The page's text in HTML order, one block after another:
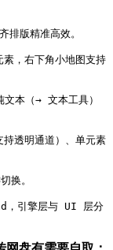
版精准高效。
，右下角小地图支持
本（→ 文本工具）
透明通道）、单元素
换。
引擎层与 UI 层分